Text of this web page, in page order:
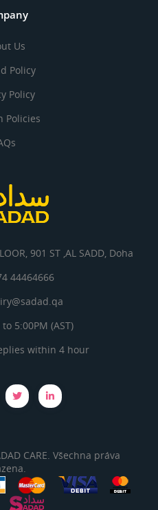
Us
Policy
Policy
Policies
901 ST ,AL SADD, Doha
44464666
5:00PM (AST)
within 4 hour
CARE. Všechna práva